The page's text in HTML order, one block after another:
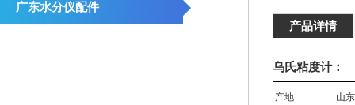
广东水分仪配件
产品详情
乌氏粘度计：
产地 山东